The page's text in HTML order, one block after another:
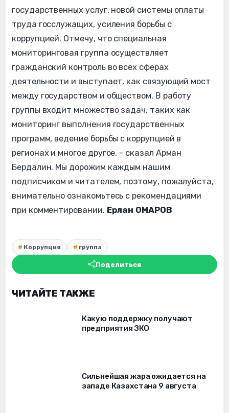
государственных услуг, новой системы оплаты
труда госслужащих, усиления борьбы с
коррупцией. Отмечу, что специальная
мониторинговая группа осуществляет
гражданский контроль во всех сферах
деятельности и выступает, как связующий мост
между государством и обществом. В работу
группы входит множество задач, таких как
мониторинг выполнения государственных
программ, ведение борьбы с коррупцией в
регионах и многое другое, - сказал Арман
Бердалин. Мы дорожим каждым нашим
подписчиком и читателем, поэтому, пожалуйста,
внимательно ознакомьтесь с рекомендациями
при комментировании. Ерлан ОМАРОВ
Коррупция группа
Поделиться
ЧИТАЙТЕ ТАКЖЕ
Какую поддержку получают
предприятия ЗКО
Сильнейшая жара ожидается на
западе Казахстана 9 августа